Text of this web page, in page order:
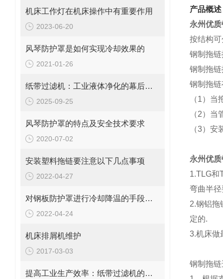
机床工作灯在机床操作中有重要作用
2023-06-20
风琴防护罩是如何实现冷却效果的
2021-01-26
纸带过滤机：工业液体净化的幕后英雄
2025-09-25
风琴防护罩的特点及安全技术要求
2020-07-02
安装塑料拖链要注意以下几点事项
2022-04-27
对钢板防护罩进行冷却降温的手段有哪些？
2022-04-24
机床排屑机维护
2017-03-03
提高工业生产效率：纸带过滤机的优势与挑战
产品概述
永州优
按结构
钢制拖
钢制拖
钢制拖
（1）
（2）
（3）
永州优
1.TLG和
弯曲半
2.钢铝拖
定的.
3.机床做
钢制拖